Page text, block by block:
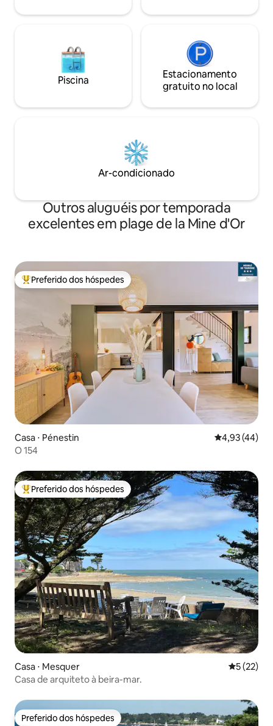
Piscina
Estacionamento
gratuito no local
Ar-condicionado
Outros aluguéis por temporada
excelentes em plage de la Mine d'Or
Entre os melhores preferidos dos hóspedes
Preferido dos hóspedes
Casa ⋅ Pénestin 4,93 de uma
4,93 (44)
O 154
Entre os melhores preferidos dos hóspedes
Preferido dos hóspedes
Casa ⋅ Mesquer 5 de uma
5 (22)
Casa de arquiteto à beira-mar.
Preferido dos hóspedes
Preferido dos hóspedes